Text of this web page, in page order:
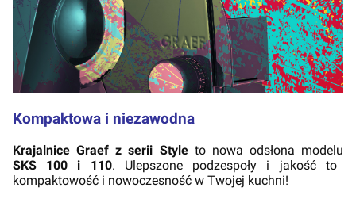
Kompaktowa i niezawodna
Krajalnice Graef z serii Style to nowa odsłona modelu
SKS 100 i 110. Ulepszone podzespoły i jakość to
kompaktowość i nowoczesność w Twojej kuchni!